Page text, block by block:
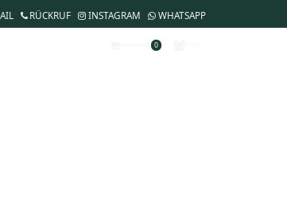
RÜCKRUF INSTAGRAM WHATSAPP
0